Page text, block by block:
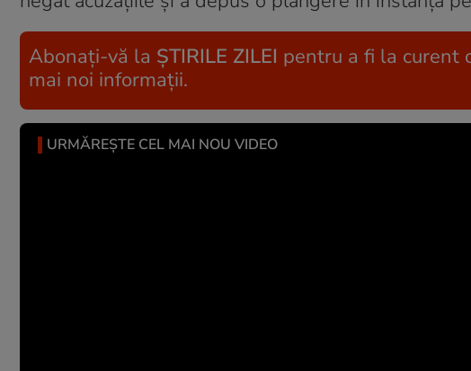
Abonați-vă la ȘTIRILE ZILEI pentru a fi la curent
mai noi informații.
URMĂREȘTE CEL MAI NOU VIDEO